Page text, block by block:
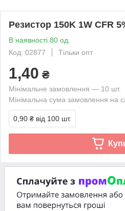
Резистор 150K 1W CFR
В наявності 80 од.
Код: 02877
Тільки опт
1,40 ₴
Мінімальне замовлення — 10 шт.
Мінімальна сума замовлення на
0,90 ₴ від 100 шт.